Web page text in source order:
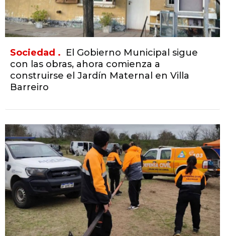
Sociedad . El Gobierno Municipal sigue
con las obras, ahora comienza a
construirse el Jardín Maternal en Villa
Barreiro